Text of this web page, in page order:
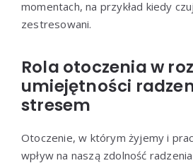
momentach, na przykład kiedy
zestresowani.
Rola otoczenia w
umiejętności
stresem
Otoczenie, w którym żyjemy i
wpływ na naszą zdolność